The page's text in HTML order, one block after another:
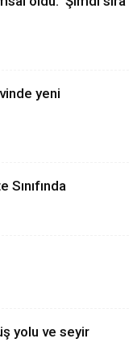
yeni
yolu ve seyir